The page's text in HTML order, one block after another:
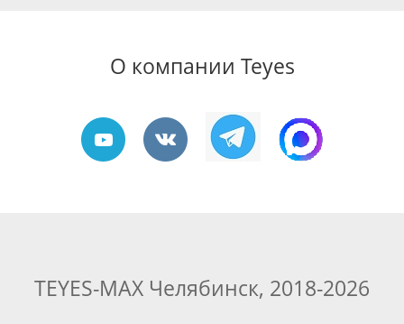
О компании Teyes
TEYES-MAX Челябинск, 2018-2026